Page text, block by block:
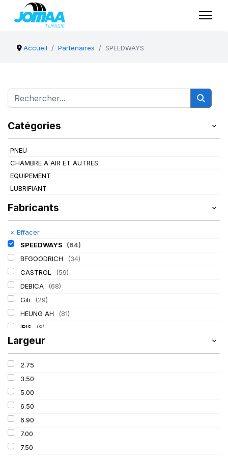
Accueil Partenaires SPEEDWAYS
Catégories
PNEU
CHAMBRE A AIR ET AUTRES
EQUIPEMENT
LUBRIFIANT
Fabricants
× Effacer
SPEEDWAYS
(64)
BFGOODRICH
(34)
CASTROL
(59)
DEBICA
(68)
Giti
(29)
HEUNG AH
(81)
IRIS
(8)
ITALMATIC
KLEBER (116)
LASSA
LING LONG
MICHELIN
MITAS
Mondolfo ferro
PIRELLI
PROMETEON
Largeur
2.75
3.50
5.00
6.50
6.90
7.00
7.50